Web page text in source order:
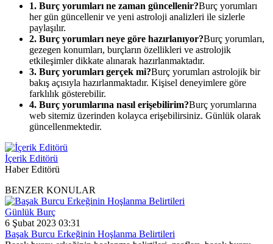
1. Burç yorumları ne zaman güncellenir?Burç yorumları
her gün güncellenir ve yeni astroloji analizleri ile sizlerle
paylaşılır.
2. Burç yorumları neye göre hazırlanıyor?Burç yorumları,
gezegen konumları, burçların özellikleri ve astrolojik
etkileşimler dikkate alınarak hazırlanmaktadır.
3. Burç yorumları gerçek mi?Burç yorumları astrolojik bir
bakış açısıyla hazırlanmaktadır. Kişisel deneyimlere göre
farklılık gösterebilir.
4. Burç yorumlarına nasıl erişebilirim?Burç yorumlarına
web sitemiz üzerinden kolayca erişebilirsiniz. Günlük olarak
güncellenmektedir.
İçerik Editörü
Haber Editörü
BENZER KONULAR
Günlük Burç
6 Şubat 2023 03:31
Başak Burcu Erkeğinin Hoşlanma Belirtileri